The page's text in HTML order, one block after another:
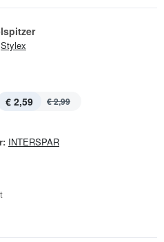
Stylex
€ 2,59 € 2,99
INTERSPAR